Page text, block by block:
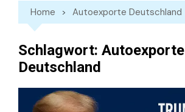
Home Autoexporte Deutschland
Schlagwort: Autoexporte
Deutschland